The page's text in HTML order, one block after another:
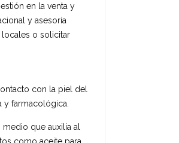
en la venta y
y asesoría
locales o solicitar
con la piel del
farmacológica.
que auxilia al